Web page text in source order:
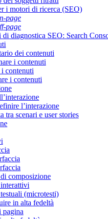
i motori di ricerca (SEO)
page
page
di diagnostica SEO: Search
dei contenuti
i contenuti
contenuti
i contenuti
l’interazione
tra scenari e user stories
composizione
(microtesti)
in alta fedeltà
pagina